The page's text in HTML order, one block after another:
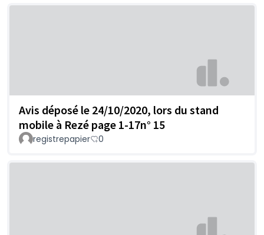
Avis déposé le 24/10/2020, lors du stand
mobile à Rezé page 1-17n° 15
registrepapier 0